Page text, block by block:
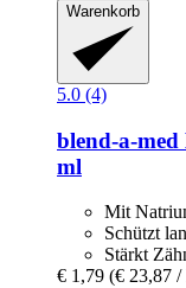
Warenkorb
5.0 (4)
blend-a-med
ml
Mit
Schützt
Stärkt
€ 1,79 (€ 23,87 /